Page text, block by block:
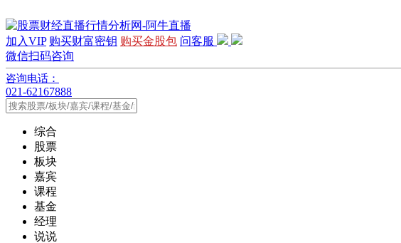
加入VIP 购买财富密钥 购买金股包 问客服
微信扫码咨询
咨询电话：
021-62167888
综合
股票
板块
嘉宾
课程
基金
经理
说说